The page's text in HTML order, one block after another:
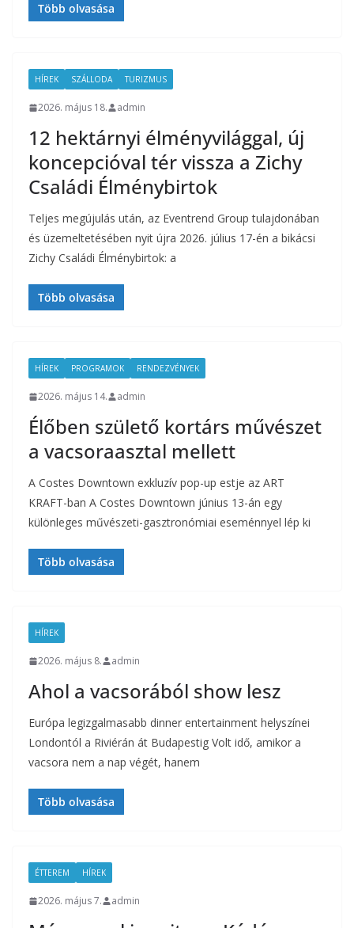
Több olvasása
HÍREK SZÁLLODA TURIZMUS
2026. május 18. admin
12 hektárnyi élményvilággal, új
koncepcióval tér vissza a Zichy
Családi Élménybirtok
Teljes megújulás után, az Eventrend Group tulajdonában
és üzemeltetésében nyit újra 2026. július 17-én a bikácsi
Zichy Családi Élménybirtok: a
Több olvasása
HÍREK PROGRAMOK RENDEZVÉNYEK
2026. május 14. admin
Élőben születő kortárs művészet
a vacsoraasztal mellett
A Costes Downtown exkluzív pop-up estje az ART
KRAFT-ban A Costes Downtown június 13-án egy
különleges művészeti-gasztronómiai eseménnyel lép ki
Több olvasása
HÍREK
2026. május 8. admin
Ahol a vacsorából show lesz
Európa legizgalmasabb dinner entertainment helyszínei
Londontól a Riviérán át Budapestig Volt idő, amikor a
vacsora nem a nap végét, hanem
Több olvasása
ÉTTEREM HÍREK
2026. május 7. admin